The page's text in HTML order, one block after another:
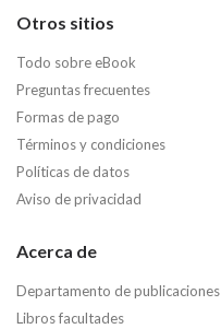
Otros sitios
Todo sobre eBook
Preguntas frecuentes
Formas de pago
Términos y condiciones
Políticas de datos
Aviso de privacidad
Acerca de
Departamento de publicaciones
Libros facultades